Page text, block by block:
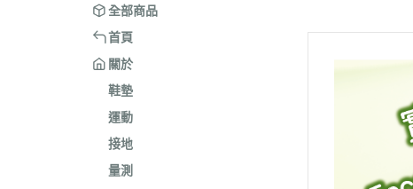
全部商品
首頁
關於
鞋墊
運動
接地
量測